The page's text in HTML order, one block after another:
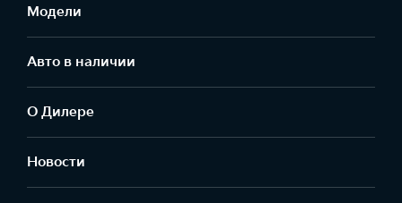
Модели
Авто в наличии
О Дилере
Новости